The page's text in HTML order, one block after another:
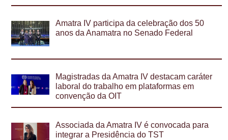
Amatra IV participa da celebração dos 50
anos da Anamatra no Senado Federal
Magistradas da Amatra IV destacam caráter
laboral do trabalho em plataformas em
convenção da OIT
Associada da Amatra IV é convocada para
integrar a Presidência do TST